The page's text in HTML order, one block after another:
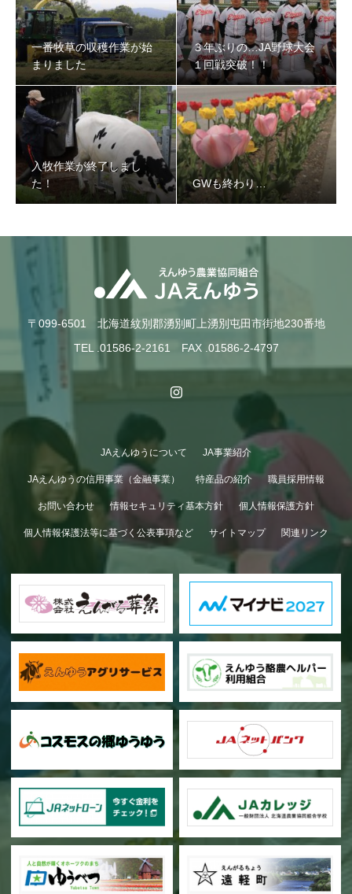
GWも終わり…
一番牧草の収穫作業が始
まりました
３年ぶりの…JA野球大会
１回戦突破！！
入牧作業が終了しまし
た！
GWも終わり…
〒099-6501 北海道紋別郡湧別町上湧別屯田市街地230番地
TEL .01586-2-2161 FAX .01586-2-4797
JAえんゆうについて JA事業紹介
JAえんゆうの信用事業（金融事業） 特産品の紹介 職員採用情報
お問い合わせ 情報セキュリティ基本方針 個人情報保護方針
個人情報保護法等に基づく公表事項など サイトマップ 関連リンク